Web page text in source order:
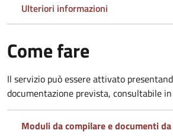
Ulteriori informazioni
Come fare
Il servizio può essere attivato
documentazione prevista, consultabile
Moduli da compilare e documenti